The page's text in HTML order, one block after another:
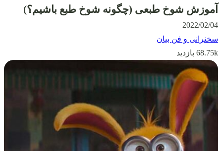
آموزش شوخ طبعی (چگونه شوخ طبع باشیم؟)
2022/02/04
سخنرانی و فن بیان
68.75k بازدید